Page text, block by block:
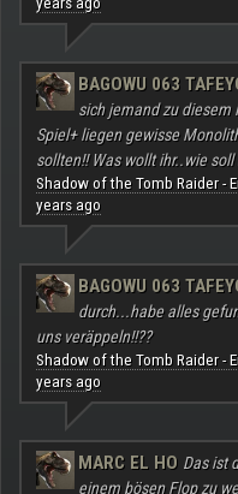
BAGOWU 063
sich jemand zu
Spiel+ liegen gewisse
sollten!! Was wollt ihr..wie
Shadow of the Tomb Raider -
years ago
BAGOWU 063
durch...habe alles
uns veräppeln!!??
Shadow of the Tomb Raider -
years ago
MARC EL HO Das ist
einem bösen Flop zu